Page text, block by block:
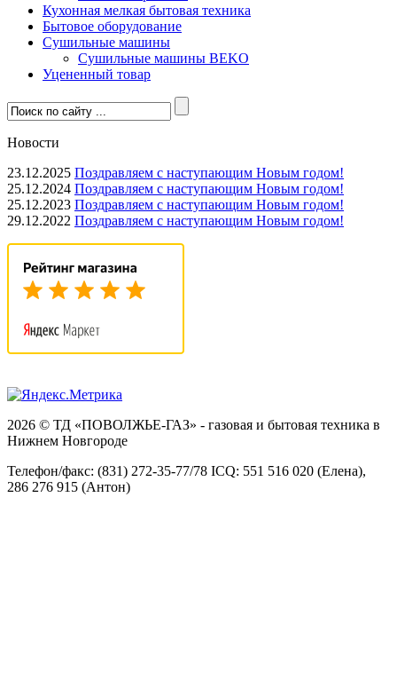
Кухонная мелкая бытовая техника
Бытовое оборудование
Сушильные машины
Сушильные машины BEKO
Уцененный товар
Новости
23.12.2025 Поздравляем с наступающим Новым годом!
25.12.2024 Поздравляем с наступающим Новым годом!
25.12.2023 Поздравляем с наступающим Новым годом!
29.12.2022 Поздравляем с наступающим Новым годом!
2026 © ТД «ПОВОЛЖЬЕ-ГАЗ» - газовая и бытовая техника в
Нижнем Новгороде
Телефон/факс: (831) 272-35-77/78 ICQ: 551 516 020 (Елена),
286 276 915 (Антон)